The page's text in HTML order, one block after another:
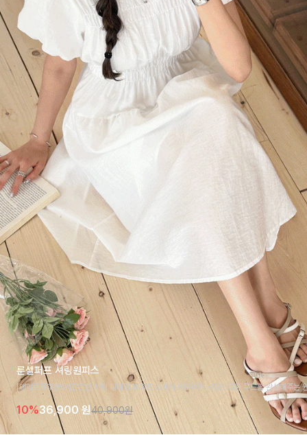
룬셀퍼프 셔링원피스
[데이트룩추천🩷]은은한 셔링 디테일과 퍼프 소매가 어우러져 사랑스러운 무드를 완성해주는
모크 밴딩이 슬림한 실루엣을 연출해주며, 자연스럽게 퍼지는 플레어 라인으로 여성스럽고 편
요
10%36,900원40,900원